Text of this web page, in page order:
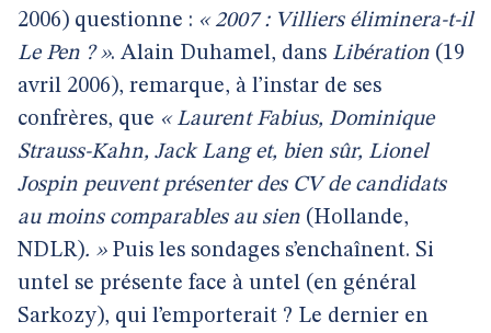
2006) questionne : « 2007 : Villiers éliminera-t-il
Le Pen ? ». Alain Duhamel, dans Libération (19
avril 2006), remarque, à l’instar de ses
confrères, que « Laurent Fabius, Dominique
Strauss-Kahn, Jack Lang et, bien sûr, Lionel
Jospin peuvent présenter des CV de candidats
au moins comparables au sien (Hollande,
NDLR). »Puis les sondages s’enchaînent. Si
untel se présente face à untel (en général
Sarkozy), qui l’emporterait ? Le dernier en